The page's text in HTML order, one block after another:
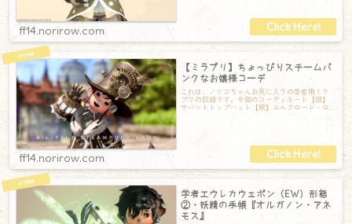
ff14.norirow.com
【ミラプリ】ちょっぴりスチームパ
ンクなお嬢様コーデ
これは、ノリコちゃんお気に入りの学者用ミラ
プリの記録です。今回のコーディネート【頭】
サバントトップハット【胴】エルクロード・ロ
ーブ【手】サバントエーテルセル【脚】ローズ
ff14.norirow.com
学者エウレカウェポン（EW）形態
②・妖精の手帳『オルガノン・アネ
モス』